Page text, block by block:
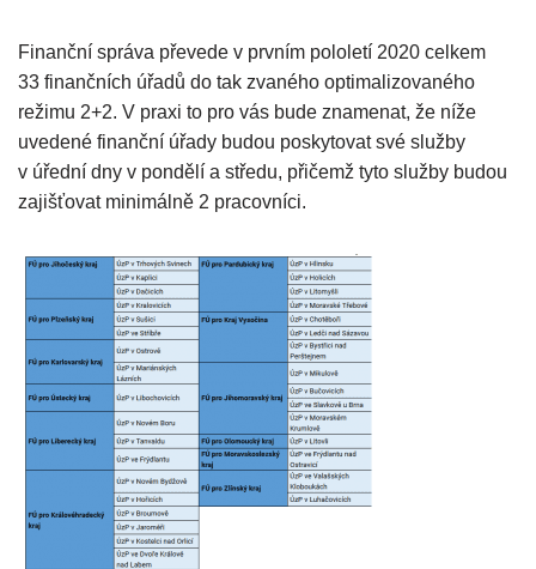
Finanční správa převede v prvním pololetí 2020 celkem
33 finančních úřadů do tak zvaného optimalizovaného
režimu 2+2. V praxi to pro vás bude znamenat, že níže
uvedené finanční úřady budou poskytovat své služby
v úřední dny v pondělí a středu, přičemž tyto služby budou
zajišťovat minimálně 2 pracovníci.